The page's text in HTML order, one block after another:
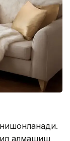
алмашиш